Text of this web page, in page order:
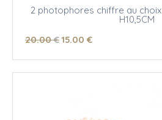
2 photophores chiffre au choix
H10,5CM
20.00 €15.00 €